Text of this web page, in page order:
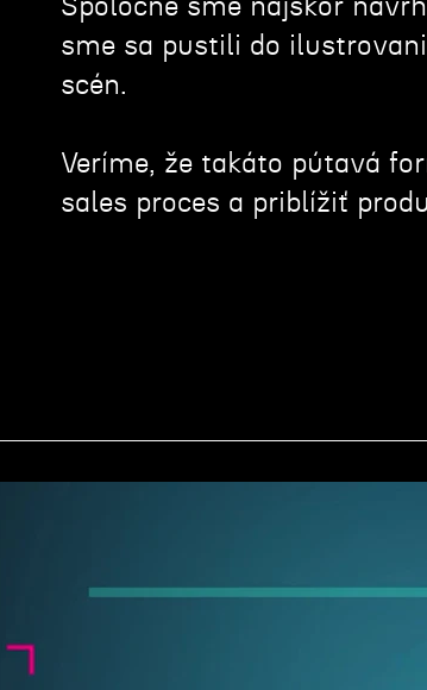
Spoločne sme najskôr
sme sa pustili do
scén.
Veríme, že takáto pútavá
sales proces a priblížiť